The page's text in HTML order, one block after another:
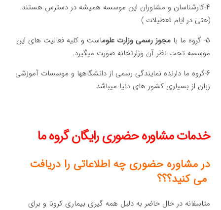
۴-کارشناسان و مشاوران این موسسه همیشه در دسترس هستند.
(حتی در ایام تعطیلات )
۵- گروه ما با
مجوز رسمی وزارت علوماست و کلیه فعالیت های این
موسسه تحت نظر آن وزارتخانه صورت میگیرد.
۶-گروه ما دارنده نمایندگی رسمی از دانشگاهها و موسسات آموزشی
زبان از بسیاری کشور های دنیا میباشد.
خدمات مشاوره حضوری رایگان گروه ما
در مشاوره حضوری چه اطلاعاتی را دریافت
می کنید؟؟؟
متاسفانه در حال حاضر به دلیل همه گیری بیماری کرونا و برای